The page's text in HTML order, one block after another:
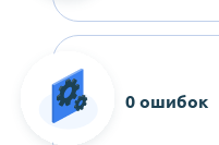
0 ошибок